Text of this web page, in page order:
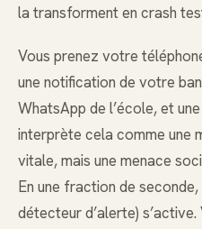
la transforment en crash
Vous prenez votre
une notification de votre
WhatsApp de l’école, et
interprète cela comme une
vitale, mais une menace
En une fraction de
détecteur d’alerte)